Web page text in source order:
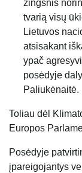
žingsnis
tvarią visų
Lietuvos
atsisakant
ypač
posėdyje
Paliukėnaitė.
Toliau dėl
Europos
Posėdyje
įpareigojantys